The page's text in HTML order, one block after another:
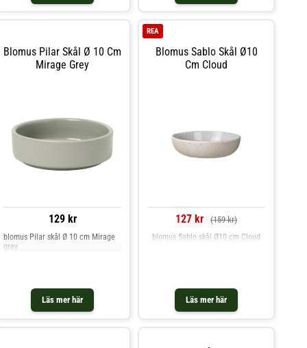
Blomus Pilar Skål Ø 10 Cm
Mirage Grey
129 kr
Läs mer här
blomus Pilar skål Ø 10 cm Mirage
grey
Blomus Sablo Skål Ø10
Cm Cloud
REA
127 kr (159 kr)
Läs mer här
blomus Sablo skål Ø10 cm Cloud